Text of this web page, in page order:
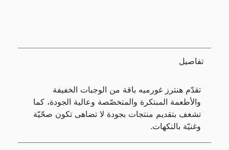
تفاصيل
تقدّم هنترز غورميه باقة من الوجبات الخفيفة
والأطعمة المبتكرة والمتخصّصة وعالية الجودة، كما
تشغف بتقديم منتجات بجودة لا تضاهى تكون صحّيّة
وغنيّة بالنكهات.